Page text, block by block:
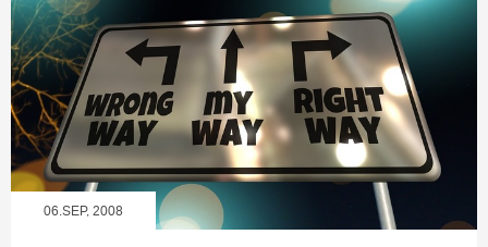
06.SEP, 2008